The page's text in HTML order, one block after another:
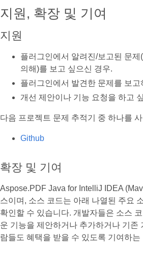
지원, 확장 및 기여
지원
플러그인에서 알려진/보고된 문제
의해)를 보고 싶으신 경우.
플러그인에서 발견한 문제를 보고
개선 제안이나 기능 요청을 하고
다음 프로젝트 문제 추적기 중 하나를
Github
확장 및 기여
Aspose.PDF Java for IntelliJ IDEA
스이며, 소스 코드는 아래 나열된 주요
확인할 수 있습니다. 개발자들은 소스
운 기능을 제안하거나 추가하거나 기존
람들도 혜택을 받을 수 있도록 기여하는